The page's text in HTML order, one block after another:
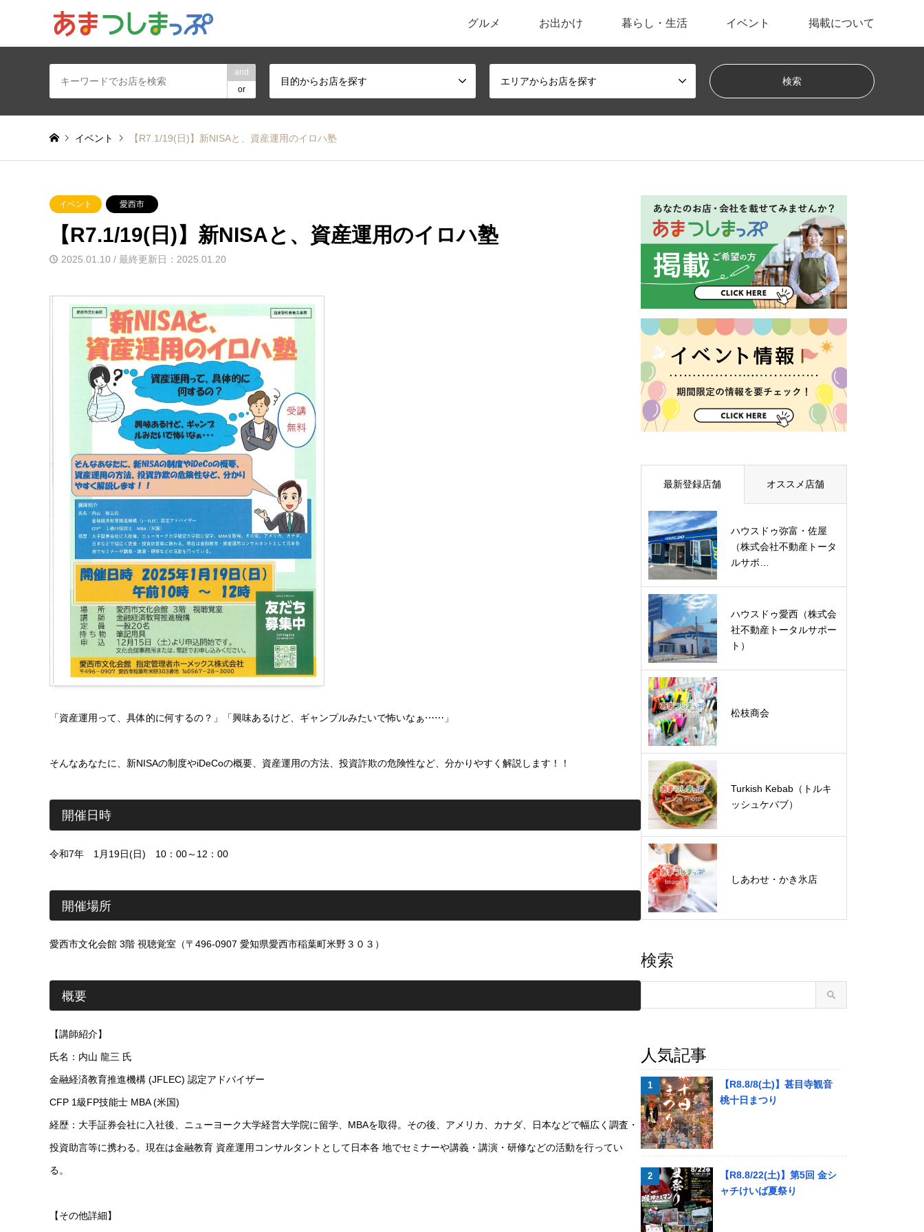
グルメ お出かけ 暮らし・生活 イベント 掲載について
and
or
目的からお店を探す エリアからお店を探す
イベント 【R7.1/19(日)】新NISAと、資産運用のイロハ塾
イベント 愛西市
【R7.1/19(日)】新NISAと、資産運用のイロハ塾
2025.01.10 / 最終更新日：2025.01.20
「資産運用って、具体的に何するの？」「興味あるけど、ギャンプルみたいで怖いなぁ⋯⋯」
そんなあなたに、新NISAの制度やiDeCoの概要、資産運用の方法、投資詐欺の危険性など、分かりやすく解説します！！
開催日時
令和7年 1月19日(日) 10：00～12：00
開催場所
愛西市文化会館 3階 視聴覚室（〒496-0907 愛知県愛西市稲葉町米野３０３）
概要
【講師紹介】
氏名：内山 龍三 氏
金融経済教育推進機構 (JFLEC) 認定アドバイザー
CFP 1級FP技能士 MBA (米国)
経歴：大手証券会社に入社後、ニューヨーク大学経営大学院に留学、MBAを取得。その後、アメリカ、カナダ、日本などで幅広く調査・
投資助言等に携わる。現在は金融教育 資産運用コンサルタントとして日本各 地でセミナーや講義・講演・研修などの活動を行ってい
る。
【その他詳細】
最新登録店舗 オススメ店舗
ハウスドゥ弥富・佐屋
（株式会社不動産トータ
ルサポ…
ハウスドゥ愛西（株式会
社不動産トータルサポー
ト）
松枝商会
Turkish Kebab（トルキ
ッシュケバブ）
しあわせ・かき氷店
検索
人気記事
【R8.8/8(土)】甚目寺観音
桃十日まつり
【R8.8/22(土)】第5回 金シ
ャチけいば夏祭り